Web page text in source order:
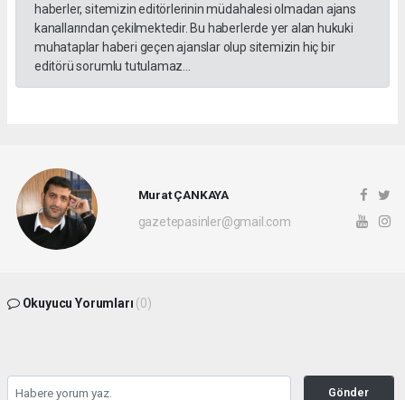
haberler, sitemizin editörlerinin müdahalesi olmadan ajans
kanallarından çekilmektedir. Bu haberlerde yer alan hukuki
muhataplar haberi geçen ajanslar olup sitemizin hiç bir
editörü sorumlu tutulamaz...
Murat ÇANKAYA
gazetepasinler@gmail.com
Okuyucu Yorumları (0)
Gönder